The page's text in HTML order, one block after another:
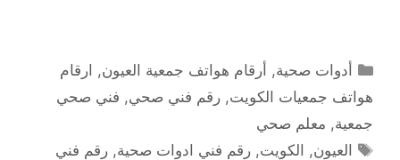
التصنيفات
أدوات صحية, أرقام هواتف جمعية العيون, ارقام
هواتف جمعيات الكويت, رقم فني صحي, فني صحي
جمعية, معلم صحي
الوسوم
العيون, الكويت,رقم فني ادوات صحية,رقم فني